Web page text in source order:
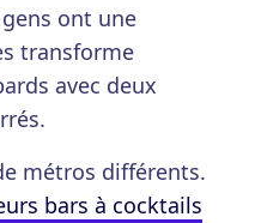
gens ont une
transforme
avec deux
métros différents.
bars à cocktails